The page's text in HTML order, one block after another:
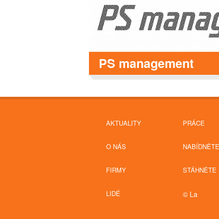
PS management
AKTUALITY
O NÁS
FIRMY
LIDÉ
PRÁCE
NABÍDNĚTE
STÁHNĚTE
© La